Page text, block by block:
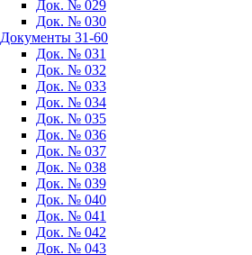
Док. № 029
Док. № 030
Документы 31-60
Док. № 031
Док. № 032
Док. № 033
Док. № 034
Док. № 035
Док. № 036
Док. № 037
Док. № 038
Док. № 039
Док. № 040
Док. № 041
Док. № 042
Док. № 043